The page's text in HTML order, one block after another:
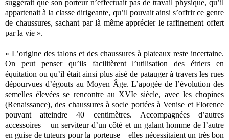
suggérait que son porteur n’effectuait pas de travail physique, qu’il
appartenait à la classe dirigeante, qu’il pouvait ainsi s’offrir ce genre
de chaussures, sachant par là même apprécier le raffinement offert
par la vie ».
« L’origine des talons et des chaussures à plateaux reste incertaine.
On peut penser qu’ils facilitèrent l’utilisation des étriers en
équitation ou qu’il était ainsi plus aisé de patauger à travers les rues
dépourvues d’égouts au Moyen Âge. L’apogée de l’évolution des
semelles élevées se rencontre au XVIe siècle, avec les chopines
(Renaissance), des chaussures à socle portées à Venise et Florence
pouvant atteindre 40 centimètres. Accompagnées d’autres
accessoires – un serviteur d’un côté et un galant homme de l’autre
en guise de tuteurs pour la porteuse – elles nécessitaient un très bon